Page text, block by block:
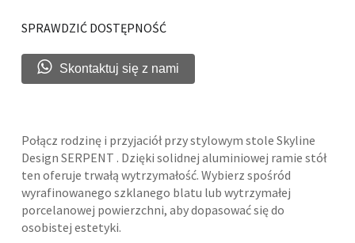
SPRAWDZIĆ DOSTĘPNOŚĆ
Skontaktuj się z nami
Połącz rodzinę i przyjaciół przy stylowym stole Skyline
Design SERPENT . Dzięki solidnej aluminiowej ramie stół
ten oferuje trwałą wytrzymałość. Wybierz spośród
wyrafinowanego szklanego blatu lub wytrzymałej
porcelanowej powierzchni, aby dopasować się do
osobistej estetyki.